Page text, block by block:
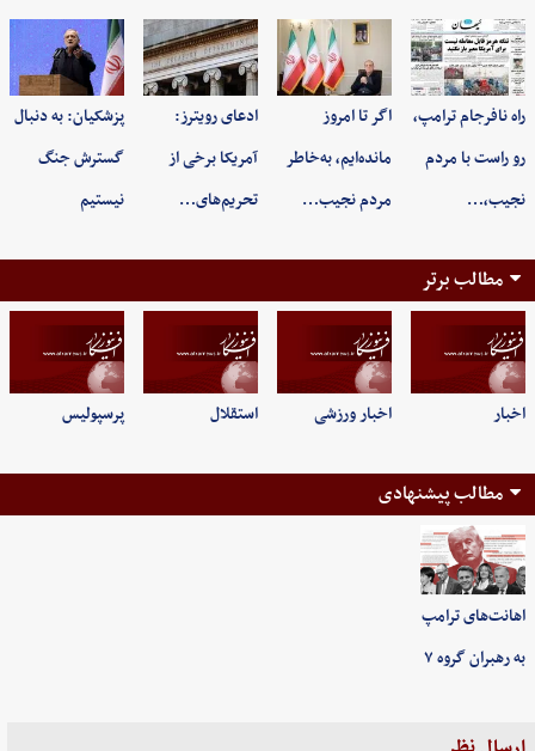
راه نافرجام ترامپ،
رو راست با مردم
نجیب،…
اگر تا امروز
مانده‌ایم، به‌خاطر
مردم نجیب…
ادعای رویترز:
آمریکا برخی از
تحریم‌های…
پزشکیان: به‌ دنبال
گسترش جنگ
نیستیم
مطالب برتر
اخبار اخبار ورزشی استقلال پرسپولیس
مطالب پیشنهادی
اهانت‌های ترامپ
به رهبران گروه ۷